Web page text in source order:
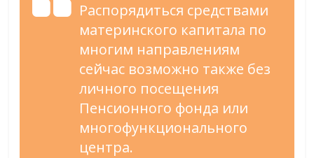
Распорядиться средствами
материнского капитала по
многим направлениям
сейчас возможно также без
личного посещения
Пенсионного фонда или
многофункционального
центра.